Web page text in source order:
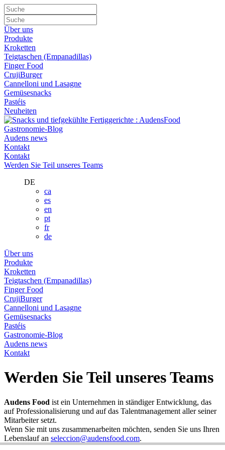
Über uns
Produkte
Kroketten
Teigtaschen (Empanadillas)
Finger Food
CrujiBurger
Cannelloni und Lasagne
Gemüsesnacks
Pastéis
Neuheiten
Gastronomie-Blog
Audens news
Kontakt
Kontakt
Werden Sie Teil unseres Teams
DE
ca
es
en
pt
fr
de
Über uns
Produkte
Kroketten
Teigtaschen (Empanadillas)
Finger Food
CrujiBurger
Cannelloni und Lasagne
Gemüsesnacks
Pastéis
Gastronomie-Blog
Audens news
Kontakt
Werden Sie Teil unseres Teams
Audens Food ist ein Unternehmen in ständiger Entwicklung, das
auf Professionalisierung und auf das Talentmanagement aller seiner
Mitarbeiter setzt.
Wenn Sie mit uns zusammenarbeiten möchten, senden Sie uns Ihren
Lebenslauf an seleccion@audensfood.com.